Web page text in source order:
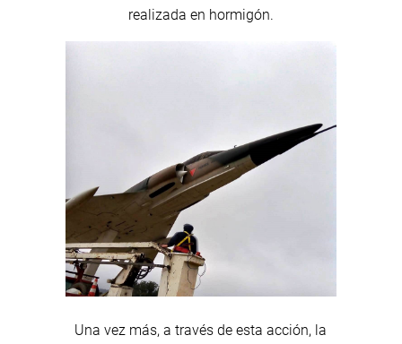
realizada en hormigón.
Una vez más, a través de esta acción, la